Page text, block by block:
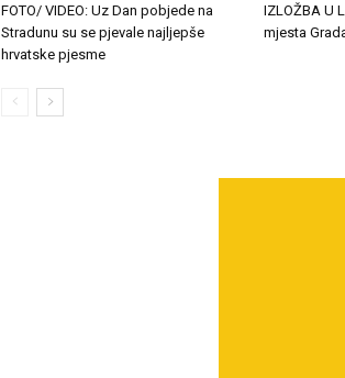
FOTO/ VIDEO: Uz Dan pobjede na
Stradunu su se pjevale najljepše
hrvatske pjesme
IZLOŽBA U
mjesta